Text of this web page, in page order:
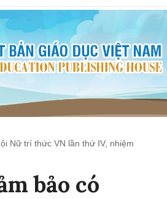
Nữ trí thức VN lần thứ IV, nhiệm
bảo có